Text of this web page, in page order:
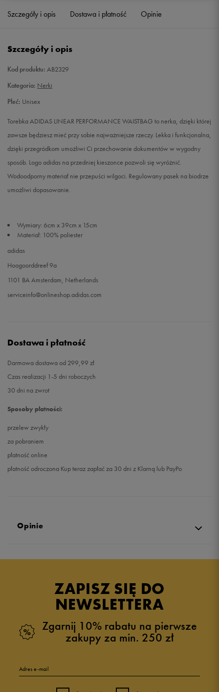
Szczegóły i opis Dostawa i płatność Opinie
Szczegóły i opis
Kod produktu: AB2329
Kategoria: Nerki
Płeć: Unisex
Torebka ADIDAS LINEAR PERFORMANCE WAISTBAG to nerka, dzięki której
zawsze będziesz mieć przy sobie najważniejsze rzeczy. Lekka i funkcjonalna,
dzięki przegródkom umożliwi Ci przechowanie dokumentów w wygodny
sposób. Logo adidas na przedniej kieszonce pozwoli się wyróżnić.
Wodoodporny materiał nie przepuści wilgoci. Regulowany pasek na biodrze
umożliwi dopasowanie.
Wymiary: 6cm x 39cm x 15cm
Materiał: 100% poliester
adidas
Hoogoorddreef 9a
1101 BA Amsterdam, Netherlands
serviceinfo@onlineshop.adidas.com
Dostawa i płatność
Darmowa dostawa od 299,99 zł
Czas realizacji 1-5 dni roboczych
30 dni na zwrot
Sposoby płatności:
przelew zwykły
za pobraniem
płatność online
płatność odroczona Kup teraz zapłać za 30 dni z Klarną lub PayPo
Opinie
ZAPISZ SIĘ DO
NEWSLETTERA
Zgarnij 10% rabatu na pierwsze
zakupy za min. 250 zł
Adres e-mail